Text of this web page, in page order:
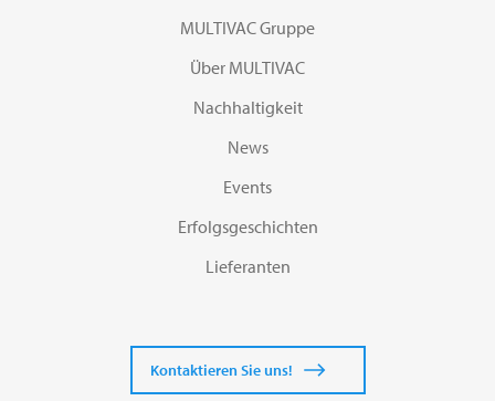
MULTIVAC Gruppe
Über MULTIVAC
Nachhaltigkeit
News
Events
Erfolgsgeschichten
Lieferanten
Kontaktieren Sie uns!